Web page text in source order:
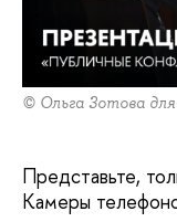
© Ольга Зотова
Представьте,
Камеры